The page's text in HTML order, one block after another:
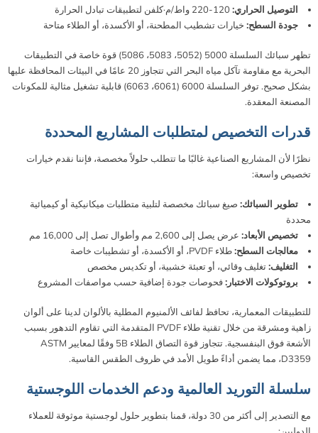
التوصيل الحراري:
جودة السطح: خيارات تشطيب المطحنة، أو الأكسدة، أو الطلاء متاحة
تظهر سبائك السلسلة 5000 (5052، 5083، 5086) قوة خاصة في التطبيقات
البحرية مع مقاومة تآكل مياه البحر التي تتجاوز 20 عامًا في البيئات المحافظة عليها
بشكل صحيح. توفر السلسلة 6000 (6061، 6063) قابلية تشغيل مثالية للمكونات
المصنعة المعقدة.
قدرات التخصيص لمتطلبات المشاريع المحددة
نظرًا لأن المشاريع الصناعية غالبًا ما تتطلب حلولاً مخصصة، فإننا نقدم خيارات
تخصيص واسعة:
تطوير السبائك: صيغ سبائك مخصصة لتلبية متطلبات ميكانيكية أو كيميائية
محددة
تخصيص الأبعاد: عرض يصل إلى 2,600 مم وأطوال تصل إلى 16,000 مم
معالجات السطح:طلاء PVDF، أو الأكسدة، أو تشطيبات خاصة
التغليف:تغليف وقائي، أو تعبئة خشبية، أو تكديس مخصص
بروتوكولات الاختبار:فحوصات جودة إضافية حسب مواصفات المشروع
للتطبيقات المعمارية، تحافظ لفائف الألمنيوم المطلية بالألوان لدينا على ألوان
زاهية ومشرقة من خلال تقنية طلاء PVDF المتقدمة التي تقاوم التدهور بسبب
الأشعة فوق البنفسجية. تتجاوز قوة التصاق الطلاء 5B وفقًا لمعايير ASTM
D3359، مما يضمن أداءً طويل الأمد في ظروف الطقس القاسية.
سلسلة التوريد العالمية ودعم الخدمات اللوجستية
مع التصدير إلى أكثر من 30 دولة، قمنا بتطوير حلول لوجستية موثوقة للعملاء
الدوليين: